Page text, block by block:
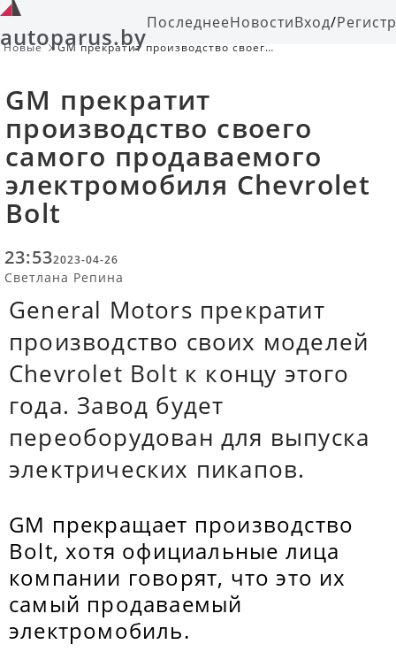
autoparus.byПоследнееНовостиВход/
Новые
GM прекратит производство своего
GM прекратит
производство своего
самого продаваемого
электромобиля Chevrolet
Bolt
23:532023-04-26
Светлана Репина
General Motors прекратит
производство своих моделей
Chevrolet Bolt к концу этого
года. Завод будет
переоборудован для выпуска
электрических пикапов.
GM прекращает производство
Bolt, хотя официальные лица
компании говорят, что это их
самый продаваемый
электромобиль.